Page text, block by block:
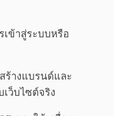
ข้าสู่ระบบหรือ
ร้างแบรนด์และ
ว็บไซต์จริง